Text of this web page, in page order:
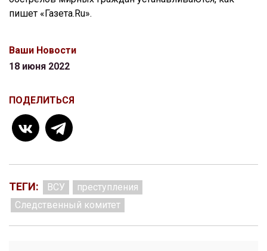
пишет «Газета.Ru».
Ваши Новости
18 июня 2022
ПОДЕЛИТЬСЯ
ТЕГИ: ВСУ
преступления
Следственный комитет